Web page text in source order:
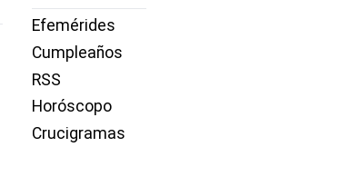
Efemérides
Cumpleaños
RSS
Horóscopo
Crucigramas